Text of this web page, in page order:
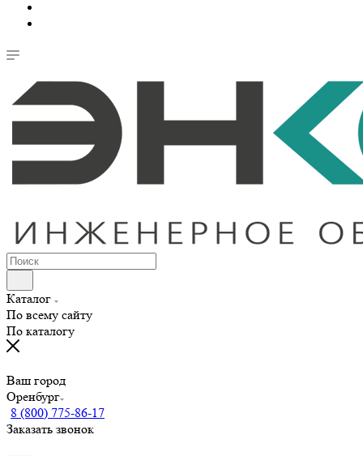
Каталог
По всему сайту
По каталогу
Ваш город
Оренбург
8 (800) 775-86-17
Заказать звонок